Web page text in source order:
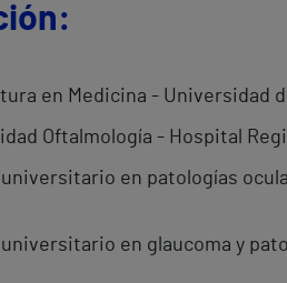
en Medicina - Universidad
Oftalmología - Hospital
en patologías
en glaucoma y